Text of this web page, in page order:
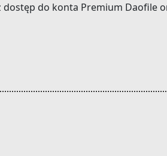
do konta Premium Daofile